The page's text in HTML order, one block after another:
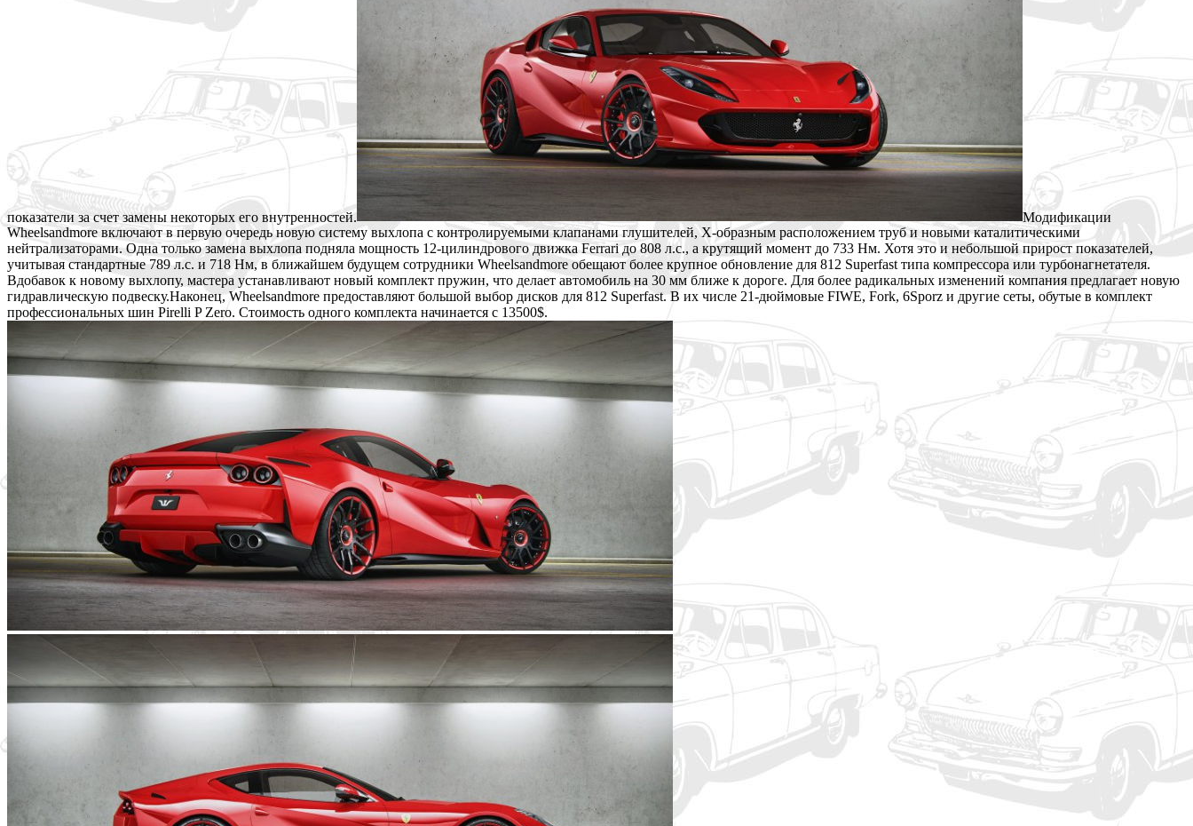
показатели за счет замены некоторых его внутренностей.
Модификации
Wheelsandmore включают в первую очередь новую систему выхлопа с контролируемыми клапанами глушителей, X-образным расположением труб и новыми каталитическими
нейтрализаторами. Одна только замена выхлопа подняла мощность 12-цилиндрового движка Ferrari до 808 л.с., а крутящий момент до 733 Нм. Хотя это и небольшой прирост показателей,
учитывая стандартные 789 л.с. и 718 Нм, в ближайшем будущем сотрудники Wheelsandmore обещают более крупное обновление для 812 Superfast типа компрессора или турбонагнетателя.
Вдобавок к новому выхлопу, мастера устанавливают новый комплект пружин, что делает автомобиль на 30 мм ближе к дороге. Для более радикальных изменений компания предлагает новую
гидравлическую подвеску.Наконец, Wheelsandmore предоставляют большой выбор дисков для 812 Superfast. В их числе 21-дюймовые FIWE, Fork, 6Sporz и другие сеты, обутые в комплект
профессиональных шин Pirelli P Zero. Стоимость одного комплекта начинается с 13500$.